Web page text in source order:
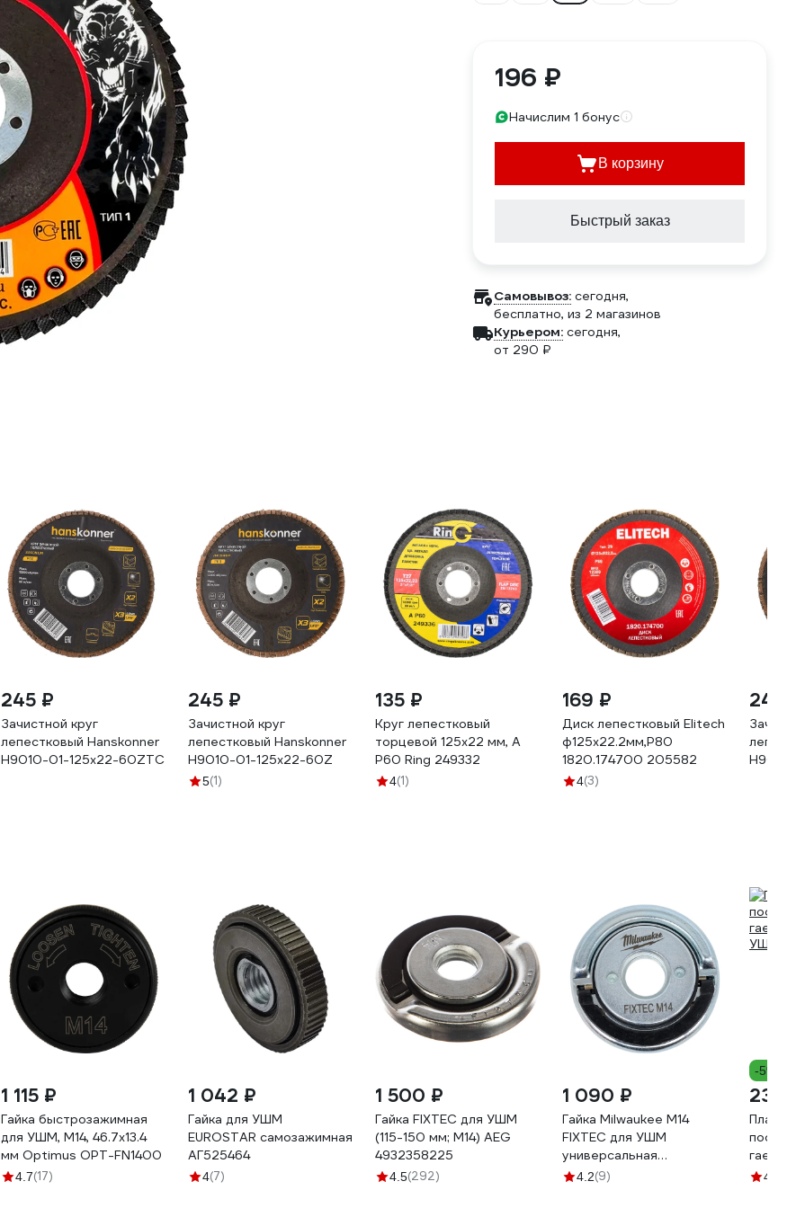
196 ₽
Начислим 1 бонус
В корзину
Быстрый заказ
Самовывоз: сегодня,
бесплатно, из 2 магазинов
Курьером: сегодня,
от 290 ₽
245 ₽
Зачистной круг
лепестковый Hanskonner
H9010-01-125x22-60ZTC
245 ₽
Зачистной круг
лепестковый Hanskonner
H9010-01-125x22-60Z
5(1)
135 ₽
Круг лепестковый
торцевой 125x22 мм, А
Р60 Ring 249332
4(1)
169 ₽
Диск лепестковый Elitech
ф125x22.2мм,P80
1820.174700 205582
4(3)
245
1 115 ₽
Гайка быстрозажимная
для УШМ, М14, 46.7x13.4
мм Optimus OPT-FN1400
4.7(17)
1 042 ₽
Гайка для УШМ
EUROSTAR самозажимная
АГ525464
4(7)
1 500 ₽
Гайка FIXTEC для УШМ
(115-150 мм; М14) AEG
4932358225
4.5(292)
1 090 ₽
Гайка Milwaukee M14
FIXTEC для УШМ
универсальная
4932498607
4.2(9)
-5%
235
УШМ
4.7